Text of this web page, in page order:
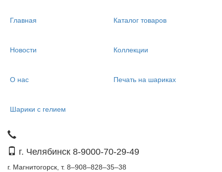
Главная Каталог товаров
Новости Коллекции
О нас Печать на шариках
Шарики с гелием
г. Челябинск 8-9000-70-29-49
г. Магнитогорск, т. 8–908–828–35–38